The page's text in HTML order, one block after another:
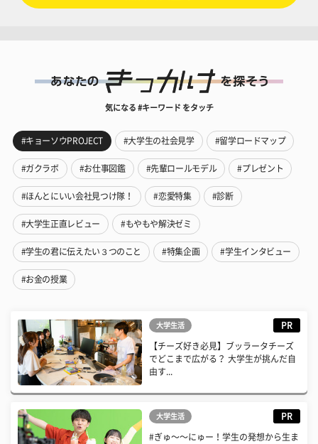
気になる #キーワード をタッチ
#キョーソウPROJECT #大学生の社会見学 #留学ロードマップ
#ガクラボ #お仕事図鑑 #先輩ロールモデル #プレゼント
#ほんとにいい会社見つけ隊！ #恋愛特集 #診断
#大学生正直レビュー #もやもや解決ゼミ
#学生の君に伝えたい３つのこと #特集企画 #学生インタビュー
#お金の授業
大学生活 PR
【チーズ好き必見】ブッラータチーズ
でどこまで広がる？ 大学生が挑んだ自
由す...
大学生活 PR
#ぎゅ〜〜にゅー！学生の発想から生ま